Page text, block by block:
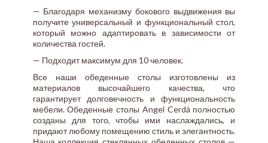
— Благодаря механизму бокового выдвижения вы
получите универсальный и функциональный стол,
который можно адаптировать в зависимости от
количества гостей.
— Подходит максимум для 10 человек.
Все наши обеденные столы изготовлены из
материалов высочайшего качества, что
гарантирует долговечность и функциональность
мебели. Обеденные столы Angel Cerdá полностью
созданы для того, чтобы ими наслаждались, и
придают любому помещению стиль и элегантность.